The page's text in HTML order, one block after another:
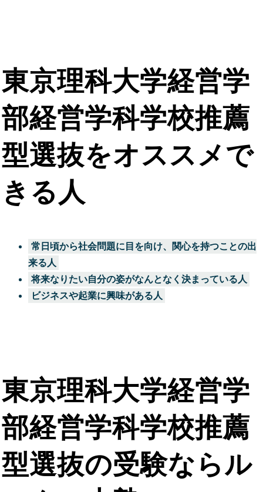
東京理科大学経営学
部経営学科学校推薦
型選抜をオススメで
きる人
常日頃から社会問題に目を向け、関心を持つことの出
来る人
将来なりたい自分の姿がなんとなく決まっている人
ビジネスや起業に興味がある人
東京理科大学経営学
部経営学科学校推薦
型選抜の受験ならル